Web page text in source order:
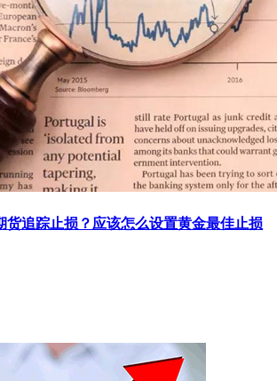
货追踪止损？应该怎么设置黄金最佳止损